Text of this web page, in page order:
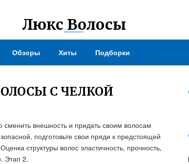
Люкс Волосы
Обзоры Хиты Подборки
С ЧЕЛКОЙ
внешность и придать своим волосам
подготовьте свои пряди к предстоящей
структуры волос эластичность, прочность,
Этап 2.